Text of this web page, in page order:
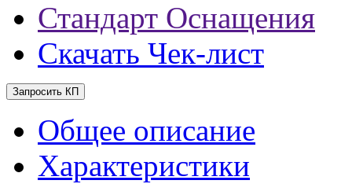
Стандарт Оснащения
Скачать Чек-лист
Запросить КП
Общее описание
Характеристики